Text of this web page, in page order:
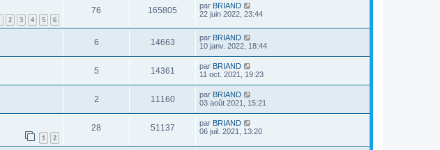
2 3 4 5 6
76 165805 par BRIAND
22 juin 2022, 23:44
6 14663 par BRIAND
10 janv. 2022, 18:44
5 14361 par BRIAND
11 oct. 2021, 19:23
2 11160 par BRIAND
03 août 2021, 15:21
1 2
28 51137 par BRIAND
06 juil. 2021, 13:20